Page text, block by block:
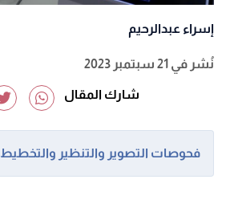
إسراء عبدالرحيم
نُشر في 21 سبتمبر 2023
شارك المقال
فحوصات التصوير والتنظير والتخطيط